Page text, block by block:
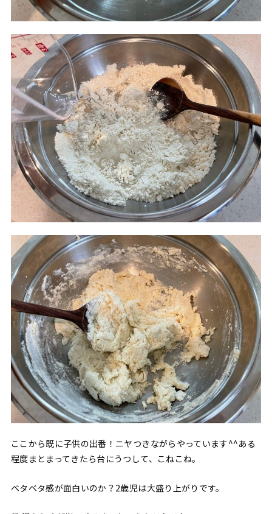
ここから既に子供の出番！ニヤつきながらやっています^^ある
程度まとまってきたら台にうつして、こねこね。
ベタベタ感が面白いのか？2歳児は大盛り上がりです。